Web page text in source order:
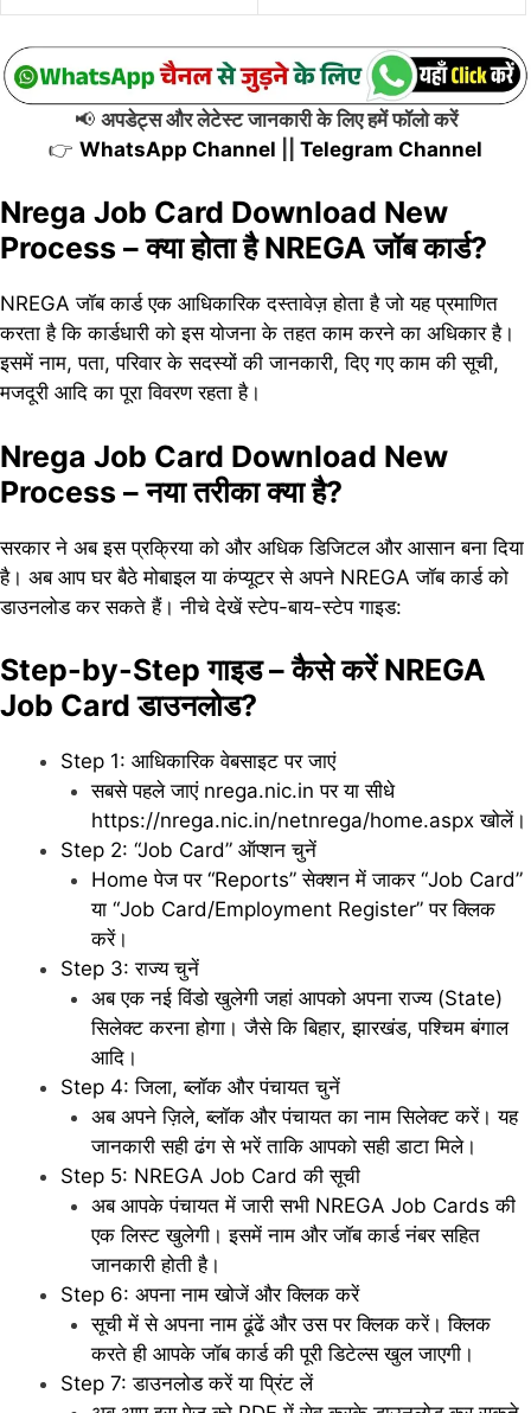
📢 अपडेट्स और लेटेस्ट जानकारी के लिए हमें फॉलो करें
👉 WhatsApp Channel Telegram Channel
Nrega Job Card Download New
Process – क्या होता है NREGA जॉब कार्ड?
NREGA जॉब कार्ड एक आधिकारिक दस्तावेज़ होता है जो यह प्रमाणित
करता है कि कार्डधारी को इस योजना के तहत काम करने का अधिकार है।
इसमें नाम, पता, परिवार के सदस्यों की जानकारी, दिए गए काम की सूची,
मजदूरी आदि का पूरा विवरण रहता है।
Nrega Job Card Download New
Process – नया तरीका क्या है?
सरकार ने अब इस प्रक्रिया को और अधिक डिजिटल और आसान बना दिया
है। अब आप घर बैठे मोबाइल या कंप्यूटर से अपने NREGA जॉब कार्ड को
डाउनलोड कर सकते हैं। नीचे देखें स्टेप-बाय-स्टेप गाइड:
Step-by-Step गाइड – कैसे करें NREGA
Job Card डाउनलोड?
Step 1: आधिकारिक वेबसाइट पर जाएं
सबसे पहले जाएं nrega.nic.in पर या सीधे
https://nrega.nic.in/netnrega/home.aspx खोलें।
Step 2: “Job Card” ऑप्शन चुनें
Home पेज पर “Reports” सेक्शन में जाकर “Job Card”
या “Job Card/Employment Register” पर क्लिक
करें।
Step 3: राज्य चुनें
अब एक नई विंडो खुलेगी जहां आपको अपना राज्य (State)
सिलेक्ट करना होगा। जैसे कि बिहार, झारखंड, पश्चिम बंगाल
आदि।
Step 4: जिला, ब्लॉक और पंचायत चुनें
अब अपने ज़िले, ब्लॉक और पंचायत का नाम सिलेक्ट करें। यह
जानकारी सही ढंग से भरें ताकि आपको सही डाटा मिले।
Step 5: NREGA Job Card की सूची
अब आपके पंचायत में जारी सभी NREGA Job Cards की
एक लिस्ट खुलेगी। इसमें नाम और जॉब कार्ड नंबर सहित
जानकारी होती है।
Step 6: अपना नाम खोजें और क्लिक करें
सूची में से अपना नाम ढूंढें और उस पर क्लिक करें। क्लिक
करते ही आपके जॉब कार्ड की पूरी डिटेल्स खुल जाएगी।
Step 7: डाउनलोड करें या प्रिंट लें